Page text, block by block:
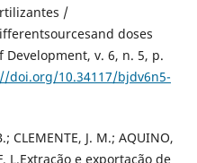
/
doses
v. 6, n. 5, p.
doi.org/10.34117/bjdv6n5-
CLEMENTE, J. M.; AQUINO,
L.Extração e exportação de